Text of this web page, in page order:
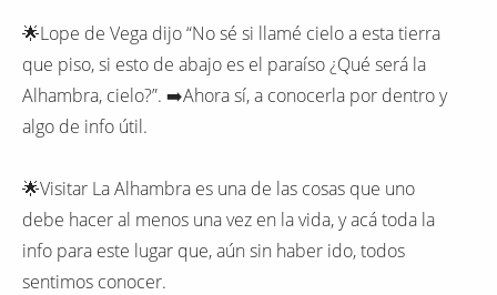
🌟Lope de Vega dijo “No sé si llamé cielo a esta tierra
que piso, si esto de abajo es el paraíso ¿Qué será la
Alhambra, cielo?”. ➡️Ahora sí, a conocerla por dentro y
algo de info útil.
🌟Visitar La Alhambra es una de las cosas que uno
debe hacer al menos una vez en la vida, y acá toda la
info para este lugar que, aún sin haber ido, todos
sentimos conocer.